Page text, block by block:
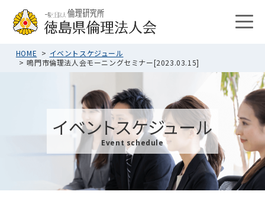
HOME
イベントスケジュール
鳴門市倫理法人会モーニングセミナー[2023.03.15]
イベントスケジュール
Event schedule